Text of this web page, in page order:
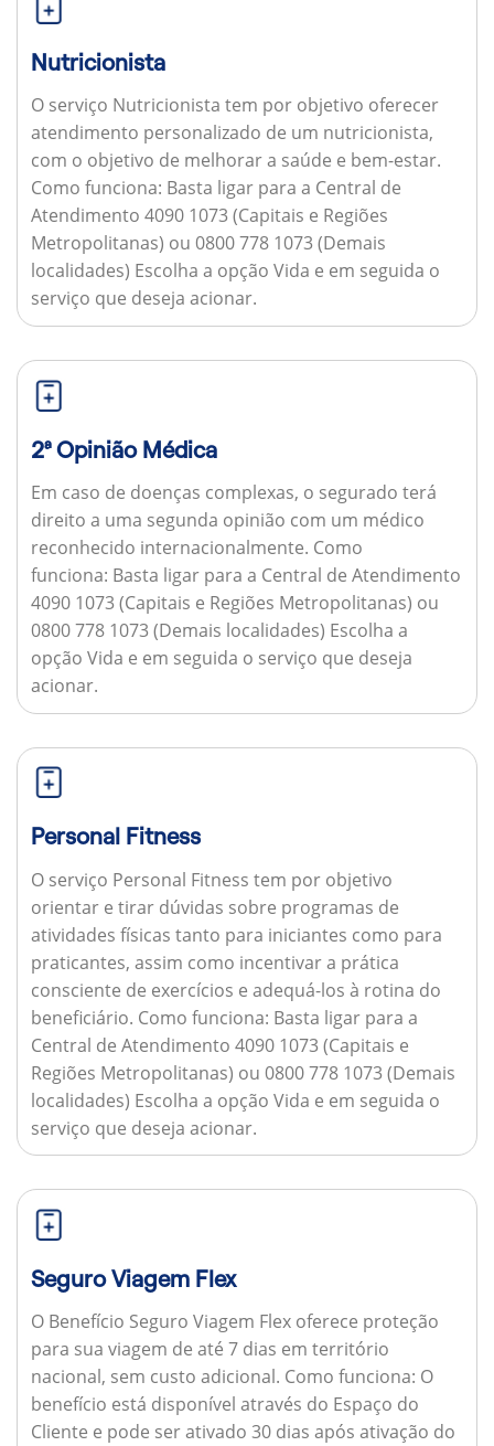
Nutricionista
O serviço Nutricionista tem por objetivo oferecer
atendimento personalizado de um nutricionista,
com o objetivo de melhorar a saúde e bem-estar.
Como funciona: Basta ligar para a Central de
Atendimento 4090 1073 (Capitais e Regiões
Metropolitanas) ou 0800 778 1073 (Demais
localidades) Escolha a opção Vida e em seguida o
serviço que deseja acionar.
2ª Opinião Médica
Em caso de doenças complexas, o segurado terá
direito a uma segunda opinião com um médico
reconhecido internacionalmente. Como
funciona: Basta ligar para a Central de Atendimento
4090 1073 (Capitais e Regiões Metropolitanas) ou
0800 778 1073 (Demais localidades) Escolha a
opção Vida e em seguida o serviço que deseja
acionar.
Personal Fitness
O serviço Personal Fitness tem por objetivo
orientar e tirar dúvidas sobre programas de
atividades físicas tanto para iniciantes como para
praticantes, assim como incentivar a prática
consciente de exercícios e adequá-los à rotina do
beneficiário. Como funciona: Basta ligar para a
Central de Atendimento 4090 1073 (Capitais e
Regiões Metropolitanas) ou 0800 778 1073 (Demais
localidades) Escolha a opção Vida e em seguida o
serviço que deseja acionar.
Seguro Viagem Flex
O Benefício Seguro Viagem Flex oferece proteção
para sua viagem de até 7 dias em território
nacional, sem custo adicional. Como funciona: O
benefício está disponível através do Espaço do
Cliente e pode ser ativado 30 dias após ativação do